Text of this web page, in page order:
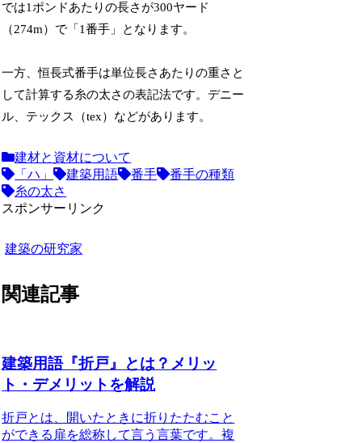
では1ポンドあたりの長さが300ヤード
（274m）で「1番手」となります。
一方、恒長式番手は単位長さあたりの重さと
して計算する糸の太さの表記法です。デニー
ル、テックス（tex）などがあります。
建材と資材について
「ハ」
建築用語 番手
番手の種類
糸の太さ
スポンサーリンク
建築の研究家
関連記事
建築用語『折戸』とは？メリッ
ト・デメリットを解説
折戸とは、開いたときに折りたたむこと
ができる扉を総称して言う言葉です。複